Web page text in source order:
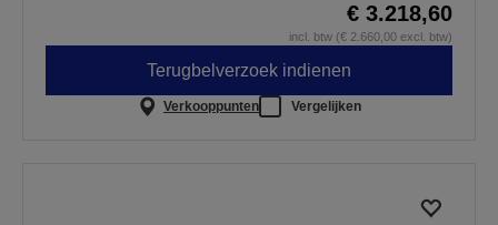
€ 3.218,60
incl. btw (€ 2.660,00 excl. btw)
Terugbelverzoek indienen
Verkooppunten Vergelijken